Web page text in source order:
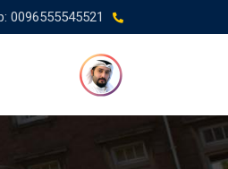
to
0096555545521